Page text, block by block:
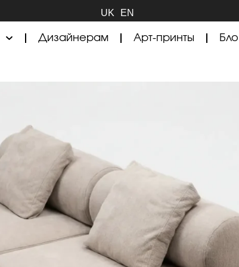
UK EN
Дизайнерам Арт-принты